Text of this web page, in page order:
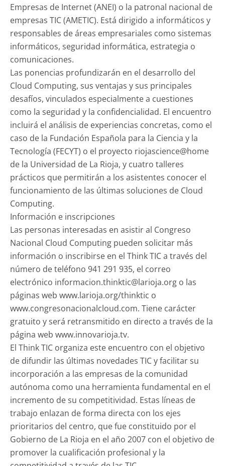
Empresas de Internet (ANEI) o la patronal nacional de
empresas TIC (AMETIC). Está dirigido a informáticos y
responsables de áreas empresariales como sistemas
informáticos, seguridad informática, estrategia o
comunicaciones.
Las ponencias profundizarán en el desarrollo del
Cloud Computing, sus ventajas y sus principales
desafíos, vinculados especialmente a cuestiones
como la seguridad y la confidencialidad. El encuentro
incluirá el análisis de experiencias concretas, como el
caso de la Fundación Española para la Ciencia y la
Tecnología (FECYT) o el proyecto riojascience@home
de la Universidad de La Rioja, y cuatro talleres
prácticos que permitirán a los asistentes conocer el
funcionamiento de las últimas soluciones de Cloud
Computing.
Información e inscripciones
Las personas interesadas en asistir al Congreso
Nacional Cloud Computing pueden solicitar más
información o inscribirse en el Think TIC a través del
número de teléfono 941 291 935, el correo
electrónico informacion.thinktic@larioja.org o las
páginas web www.larioja.org/thinktic o
www.congresonacionalcloud.com. Tiene carácter
gratuito y será retransmitido en directo a través de la
página web www.innovarioja.tv.
El Think TIC organiza este encuentro con el objetivo
de difundir las últimas novedades TIC y facilitar su
incorporación a las empresas de la comunidad
autónoma como una herramienta fundamental en el
incremento de su competitividad. Estas líneas de
trabajo enlazan de forma directa con los ejes
prioritarios del centro, que fue constituido por el
Gobierno de La Rioja en el año 2007 con el objetivo de
promover la cualificación profesional y la